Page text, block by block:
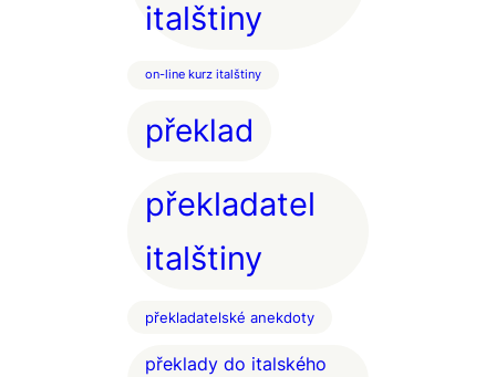
italštiny
on-line kurz italštiny
překlad
překladatel
italštiny
překladatelské anekdoty
překlady do italského